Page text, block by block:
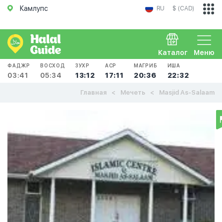
Камлупс RU $ (CAD)
Меню
Каталог
ФАДЖР
03:41
ВОСХОД
05:34
ЗУХР
13:12
АСР
17:11
МАГРИБ
20:36
ИША
22:32
Главная Мечеть Masjid As-Salaam